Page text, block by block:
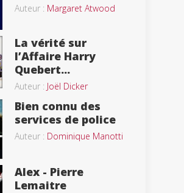
Auteur : Margaret Atwood
La vérité sur
l’Affaire Harry
Quebert...
Auteur : Joël Dicker
Bien connu des
services de police
Auteur : Dominique Manotti
Alex - Pierre
Lemaitre